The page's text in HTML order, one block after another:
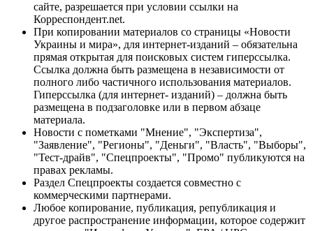
сайте, разрешается при условии ссылки на
Корреспондент.net.
При копировании материалов со страницы «Новости
Украины и мира», для интернет-изданий – обязательна
прямая открытая для поисковых систем гиперссылка.
Ссылка должна быть размещена в независимости от
полного либо частичного использования материалов.
Гиперссылка (для интернет- изданий) – должна быть
размещена в подзаголовке или в первом абзаце
материала.
Новости с пометками "Мнение", "Экспертиза",
"Заявление", "Регионы", "Деньги", "Власть", "Выборы",
"Тест-драйв", "Спецпроекты", "Промо" публикуются на
правах рекламы.
Раздел Спецпроекты создается совместно с
коммерческими партнерами.
Любое копирование, публикация, републикация и
другое распространение информации, которое содержит